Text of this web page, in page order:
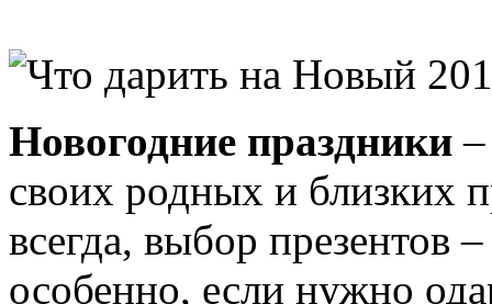
Новогодние праздники
своих родных и близких
всегда, выбор презентов
особенно, если нужно